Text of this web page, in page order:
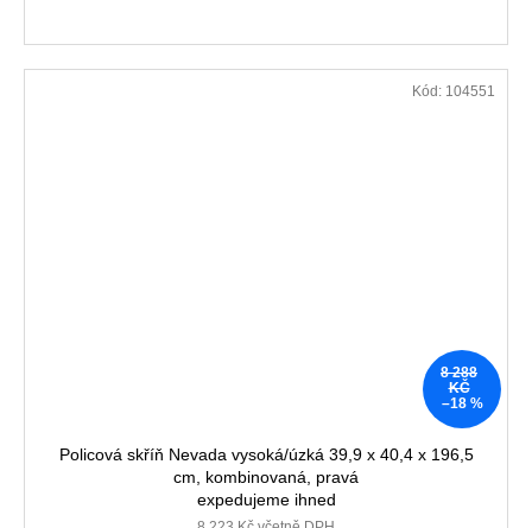
8 288
KČ
–18 %
Policová skříň Nevada vysoká/úzká 39,9 x 40,4 x 196,5
cm, kombinovaná, pravá
expedujeme ihned
Kód: 104551